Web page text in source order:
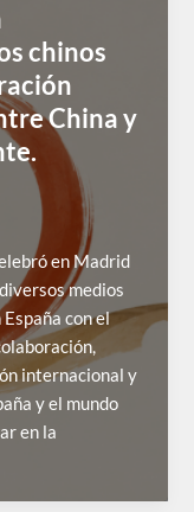
chinos
China y
en Madrid
medios
con el
internacional y
y el mundo
en la